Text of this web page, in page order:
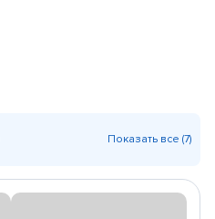
Показать все (7)